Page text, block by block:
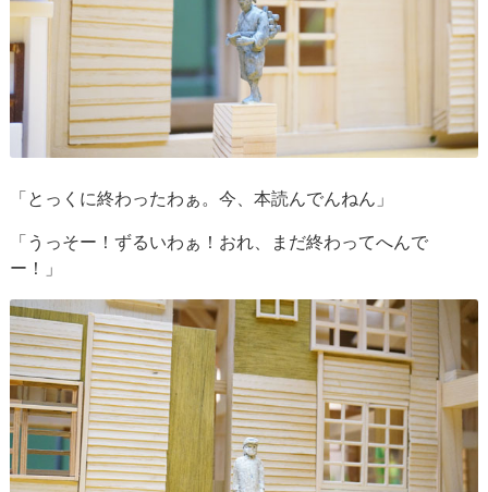
「とっくに終わったわぁ。今、本読んでんねん」
「うっそー！ずるいわぁ！おれ、まだ終わってへんで
ー！」